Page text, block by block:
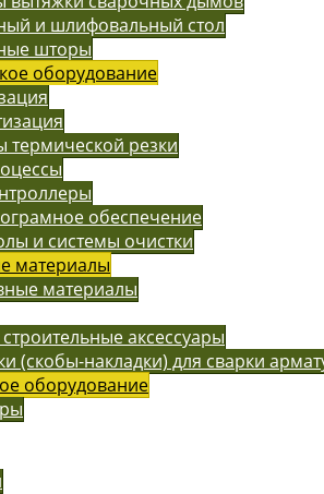
и шлифовальный стол
шторы
оборудование
резки
обеспечение
и системы очистки
материалы
материалы
аксессуары
(скобы-накладки) для сварки
оборудование